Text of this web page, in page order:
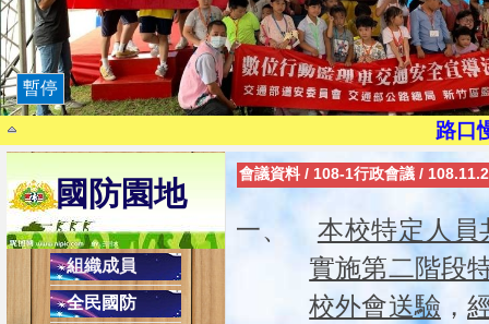
暫停
9月21日為國家防災日
路口
染毒一次，代
茫一時，悔
珍惜生
騎乘自行車請注意身安全，請靠
現代國民應有交通安全三素養：1.搭乘大
2.乘副駕駛座，協助司機安全操作，避
國防園地
組織成員
全民國防
會議資料 / 108-1行政會議 /
一、
本校特定人員
實施第二階段
校外會送驗 ，